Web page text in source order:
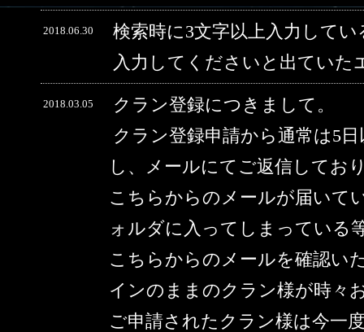
2018.06.30
検索時に3文字以上入力して
入力してくださいと出ていた
2018.03.05
クラン登録につきまして。
クラン登録申請から通常は5
し、メールにてご返信してお
こちらからのメールが届いて
ォルダに入ってしまっている
こちらからのメールを確認い
インのままのクラン様が時々
ご申請されたクラン様は今一